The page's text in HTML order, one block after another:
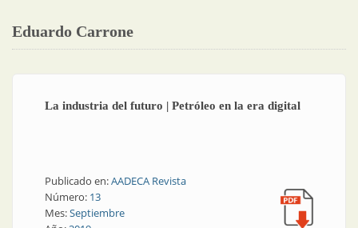
Eduardo Carrone
La industria del futuro | Petróleo en la era digital
Publicado en:AADECA Revista
Número: 13
Mes:Septiembre